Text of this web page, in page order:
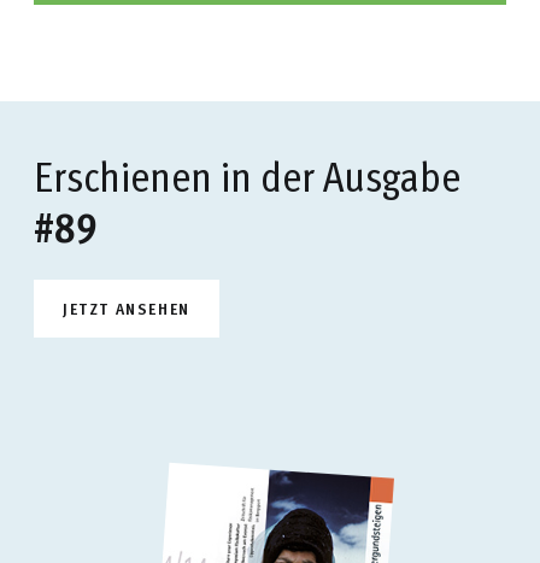
Erschienen in der Ausgabe
#89
JETZT ANSEHEN